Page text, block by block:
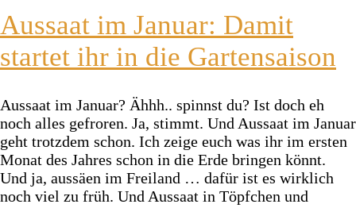
Aussaat im Januar: Damit
startet ihr in die Gartensaison
Aussaat im Januar? Ähhh.. spinnst du? Ist doch eh
noch alles gefroren. Ja, stimmt. Und Aussaat im Januar
geht trotzdem schon. Ich zeige euch was ihr im ersten
Monat des Jahres schon in die Erde bringen könnt.
Und ja, aussäen im Freiland … dafür ist es wirklich
noch viel zu früh. Und Aussaat in Töpfchen und